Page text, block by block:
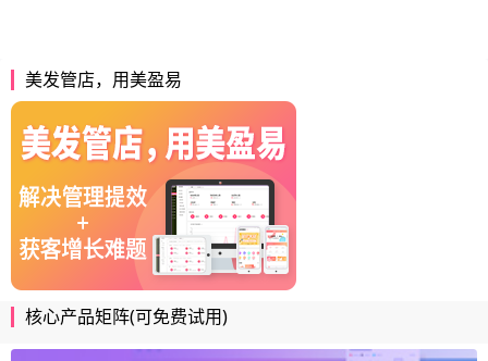
美发管店，用美盈易
核心产品矩阵(可免费试用)